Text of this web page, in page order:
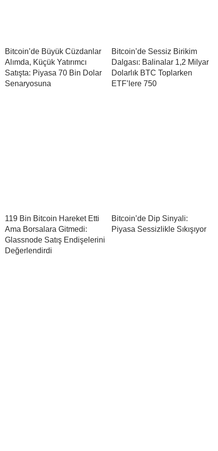
Bitcoin’de Büyük Cüzdanlar
Alımda, Küçük Yatırımcı
Satışta: Piyasa 70 Bin Dolar
Senaryosuna
Bitcoin’de Sessiz Birikim
Dalgası: Balinalar 1,2 Milyar
Dolarlık BTC Toplarken
ETF’lere 750
119 Bin Bitcoin Hareket Etti
Ama Borsalara Gitmedi:
Glassnode Satış Endişelerini
Değerlendirdi
Bitcoin’de Dip Sinyali:
Piyasa Sessizlikle Sıkışıyor